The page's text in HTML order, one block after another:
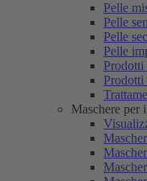
Pelle
Pelle
Pelle
Pelle
Prodotti
Prodotti
Maschere per